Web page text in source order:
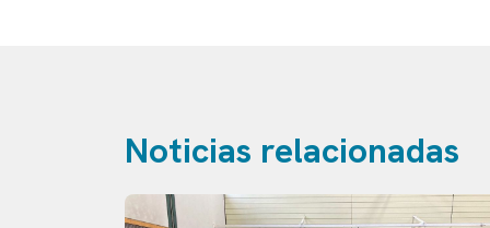
Noticias relacionadas